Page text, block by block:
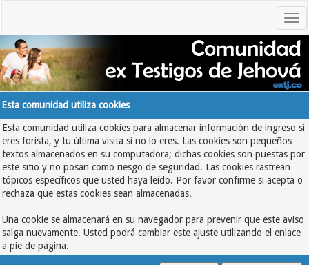
Esta comunidad utiliza cookies
Esta comunidad utiliza cookies para almacenar información de ingreso si
eres forista, y tu última visita si no lo eres. Las cookies son pequeños
textos almacenados en su computadora; dichas cookies son puestas por
este sitio y no posan como riesgo de seguridad. Las cookies rastrean
tópicos específicos que usted haya leído. Por favor confirme si acepta o
rechaza que estas cookies sean almacenadas.
Una cookie se almacenará en su navegador para prevenir que este aviso
salga nuevamente. Usted podrá cambiar este ajuste utilizando el enlace
a pie de página.